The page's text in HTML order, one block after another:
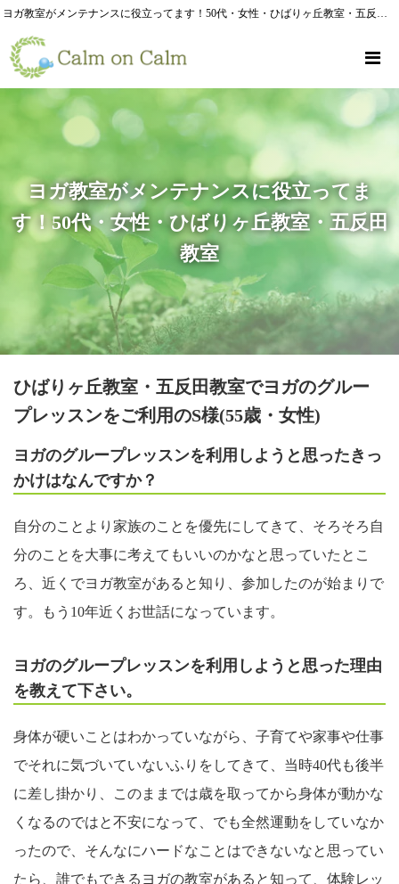
ヨガ教室がメンテナンスに役立ってます！50代・女性・ひばりヶ丘教室・五反田教室
ヨガ教室がメンテナンスに役立ってま
す！50代・女性・ひばりヶ丘教室・五反田
教室
ひばりヶ丘教室・五反田教室でヨガのグルー
プレッスンをご利用のS様(55歳・女性)
ヨガのグループレッスンを利用しようと思ったきっ
かけはなんですか？
自分のことより家族のことを優先にしてきて、そろそろ自
分のことを大事に考えてもいいのかなと思っていたとこ
ろ、近くでヨガ教室があると知り、参加したのが始まりで
す。もう10年近くお世話になっています。
ヨガのグループレッスンを利用しようと思った理由
を教えて下さい。
身体が硬いことはわかっていながら、子育てや家事や仕事
でそれに気づいていないふりをしてきて、当時40代も後半
に差し掛かり、このままでは歳を取ってから身体が動かな
くなるのではと不安になって、でも全然運動をしていなか
ったので、そんなにハードなことはできないなと思ってい
たら、誰でもできるヨガの教室があると知って、体験レッ